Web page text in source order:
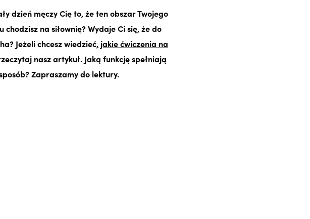
dzień męczy Cię to, że ten obszar Twojego
na siłownię? Wydaje Ci się, że do
Jeżeli chcesz wiedzieć, jakie ćwiczenia na
nasz artykuł. Jaką funkcję spełniają
Zapraszamy do lektury.